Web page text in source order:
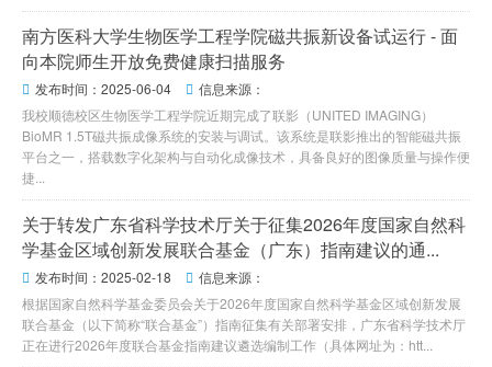
南方医科大学生物医学工程学院磁共振新设备试运行 - 面
向本院师生开放免费健康扫描服务
 发布时间：2025-06-04  信息来源：
我校顺德校区生物医学工程学院近期完成了联影（UNITED IMAGING）
BioMR 1.5T磁共振成像系统的安装与调试。该系统是联影推出的智能磁共振
平台之一，搭载数字化架构与自动化成像技术，具备良好的图像质量与操作便
捷...
关于转发广东省科学技术厅关于征集2026年度国家自然科
学基金区域创新发展联合基金（广东）指南建议的通...
 发布时间：2025-02-18  信息来源：
根据国家自然科学基金委员会关于2026年度国家自然科学基金区域创新发展
联合基金（以下简称“联合基金”）指南征集有关部署安排，广东省科学技术厅
正在进行2026年度联合基金指南建议遴选编制工作（具体网址为：htt...